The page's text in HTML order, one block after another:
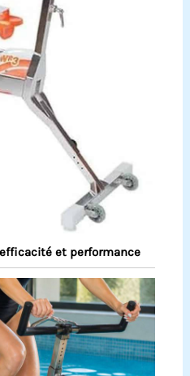
efficacité et performance